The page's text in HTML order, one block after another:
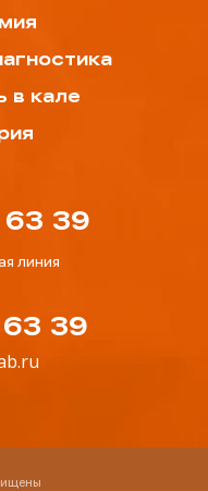
в кале
39
линия
39